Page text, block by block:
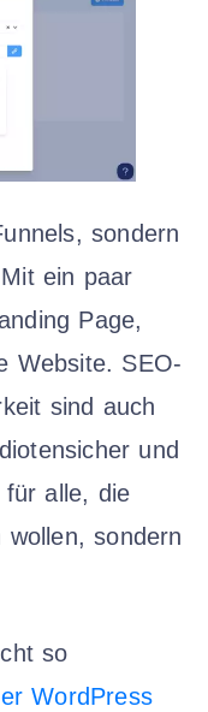
sondern
ein paar
Page,
Website. SEO-
sind auch
und
alle, die
sondern
so
WordPress